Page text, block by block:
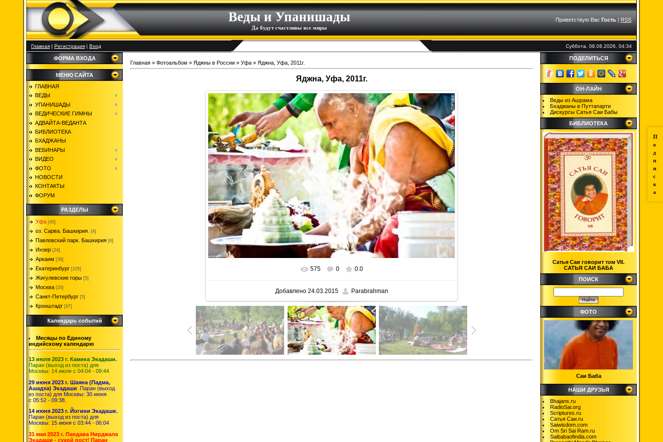
Веды и Упанишады
Да будут счастливы все миры
Приветствую Вас Гость|RSS
Главная|Регистрация|Вход Суббота, 08.08.2026, 04:34
П
о
д
п
и
с
к
а
ФОРМА ВХОДА
МЕНЮ САЙТА
ГЛАВНАЯ
ВЕДЫ
УПАНИШАДЫ
ВЕДИЧЕСКИЕ ГИМНЫ
АДВАЙТА-ВЕДАНТА
БИБЛИОТЕКА
БХАДЖАНЫ
ВЕБИНАРЫ
ВИДЕО
ФОТО
НОВОСТИ
КОНТАКТЫ
ФОРУМ
РАЗДЕЛЫ
Уфа [45]
оз. Сарва. Башкирия. [4]
Павловский парк. Башкирия [6]
Инзер [24]
Аркаим [39]
Екатеринбург [105]
Жигулевские горы [5]
Москва [25]
Санкт-Петербург [5]
Кронштадт [97]
Календарь событий
Месяцы по Единому
индийскому календарю
13 июля 2023 г. Камика Экадаши.
Паран (выход из поста) для
Москвы: 14 июля с 04:04 - 09:44
29 июня 2023 г. Шаяна (Падма,
Ашадха) Экадаши . Паран (выход
из поста) для Москвы: 30 июня
с 05:52 - 09:38.
14 июня 2023 г. Йогини Экадаши.
Паран (выход из поста) для
Москвы: 15 июня с 03:44 - 06:04
31 мая 2023 г. Пандава Нирджала
Экадаши - сухой пост! Паран
Главная » Фотоальбом » Яджны в России » Уфа » Яджна, Уфа, 2011г.
Яджна, Уфа, 2011г.
В реальном размере 604x404
575 0 0.0
Добавлено24.03.2015 Parabrahman
ПОДЕЛИТЬСЯ
ОН-ЛАЙН
Веды из Ашрама
Бхаджаны в Путтапарти
Дискурсы Сатья Саи Бабы
БИБЛИОТЕКА
Сатья Саи говорит том VII.
САТЬЯ САИ БАБА
ПОИСК
ФОТО
Саи Баба
НАШИ ДРУЗЬЯ
Bhajans.ru
RadioSai.org
Scriptures.ru
Сатья Саи.ru
Saiwisdom.com
Om Sri Sai Ram.ru
Saibabaofindia.com